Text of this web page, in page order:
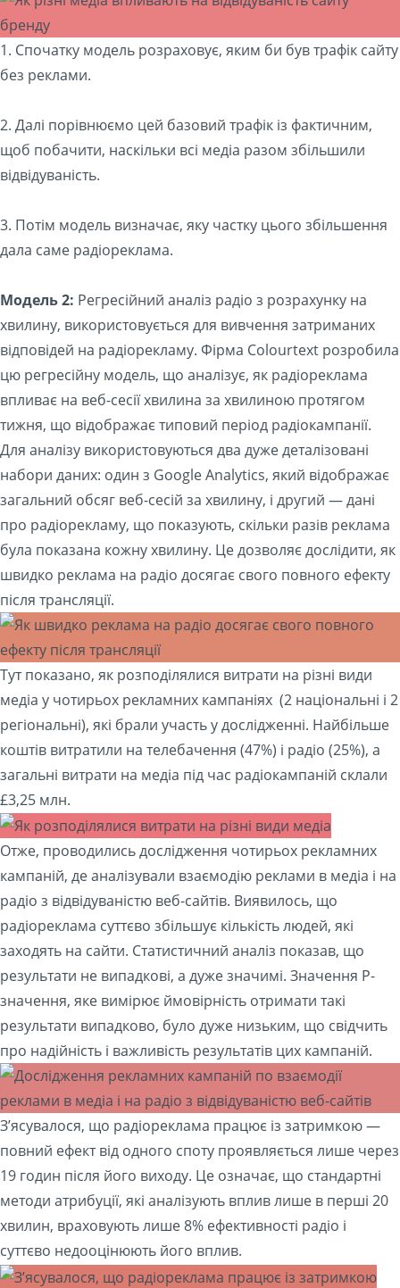
1. Спочатку модель розраховує, яким би був трафік сайту
без реклами.
2. Далі порівнюємо цей базовий трафік із фактичним,
щоб побачити, наскільки всі медіа разом збільшили
відвідуваність.
3. Потім модель визначає, яку частку цього збільшення
дала саме радіореклама.
Модель 2: Регресійний аналіз радіо з розрахунку на
хвилину, використовується для вивчення затриманих
відповідей на радіорекламу. Фірма Colourtext розробила
цю регресійну модель, що аналізує, як радіореклама
впливає на веб-сесії хвилина за хвилиною протягом
тижня, що відображає типовий період радіокампанії.
Для аналізу використовуються два дуже деталізовані
набори даних: один з Google Analytics, який відображає
загальний обсяг веб-сесій за хвилину, і другий — дані
про радіорекламу, що показують, скільки разів реклама
була показана кожну хвилину. Це дозволяє дослідити, як
швидко реклама на радіо досягає свого повного ефекту
після трансляції.
Тут показано, як розподілялися витрати на різні види
медіа у чотирьох рекламних кампаніях (2 національні і 2
регіональні), які брали участь у дослідженні. Найбільше
коштів витратили на телебачення (47%) і радіо (25%), а
загальні витрати на медіа під час радіокампаній склали
£3,25 млн.
Отже, проводились дослідження чотирьох рекламних
кампаній, де аналізували взаємодію реклами в медіа і на
радіо з відвідуваністю веб-сайтів. Виявилось, що
радіореклама суттєво збільшує кількість людей, які
заходять на сайти. Статистичний аналіз показав, що
результати не випадкові, а дуже значимі. Значення P-
значення, яке вимірює ймовірність отримати такі
результати випадково, було дуже низьким, що свідчить
про надійність і важливість результатів цих кампаній.
З’ясувалося, що радіореклама працює із затримкою —
повний ефект від одного споту проявляється лише через
19 годин після його виходу. Це означає, що стандартні
методи атрибуції, які аналізують вплив лише в перші 20
хвилин, враховують лише 8% ефективності радіо і
суттєво недооцінюють його вплив.